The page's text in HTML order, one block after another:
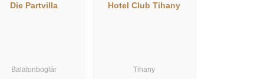
Die Partvilla
Balatonboglár
Hotel Club Tihany
Tihany